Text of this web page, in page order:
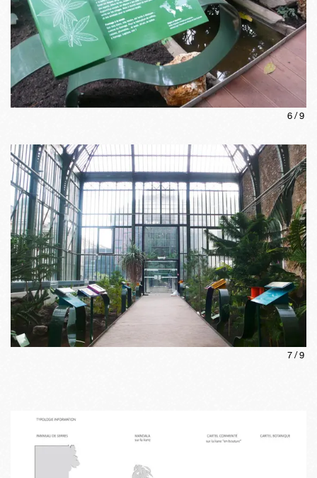
6 /9
7 /9